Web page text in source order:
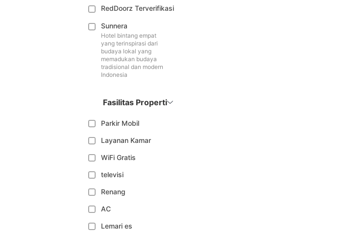
RedDoorz Terverifikasi
Sunnera
Hotel bintang empat
yang terinspirasi dari
budaya lokal yang
memadukan budaya
tradisional dan modern
Indonesia
Fasilitas Properti
Parkir Mobil
Layanan Kamar
WiFi Gratis
televisi
Renang
AC
Lemari es